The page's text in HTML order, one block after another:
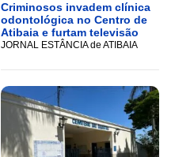
Criminosos invadem clínica
odontológica no Centro de
Atibaia e furtam televisão
JORNAL ESTÂNCIA de ATIBAIA